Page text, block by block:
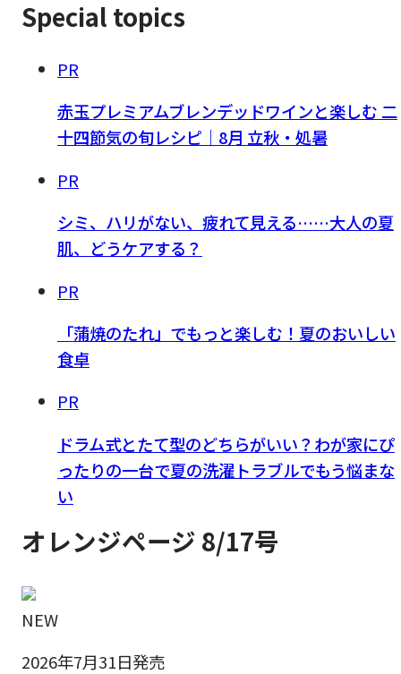
Special topics
PR
赤玉プレミアムブレンデッドワインと楽しむ 二
十四節気の旬レシピ｜8月 立秋・処暑
PR
シミ、ハリがない、疲れて見える……大人の夏
肌、どうケアする？
PR
「蒲焼のたれ」でもっと楽しむ！夏のおいしい
食卓
PR
ドラム式とたて型のどちらがいい？わが家にぴ
ったりの一台で夏の洗濯トラブルでもう悩まな
い
オレンジページ 8/17号
NEW
2026年7月31日発売